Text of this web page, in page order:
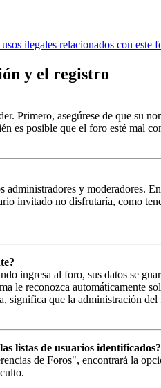
ilegales relacionados con este
y el registro
Primero, asegúrese de que su
es posible que el foro esté mal
y moderadores.
invitado no disfrutaría, como
ingresa al foro, sus datos se
le reconozca
significa que la administración
listas de usuarios identificados?
de Foros", encontrará la